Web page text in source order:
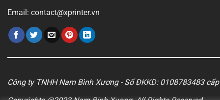
Email: contact@xprinter.vn
Công ty TNHH Nam Bình Xương - Số ĐKKD: 0108783483